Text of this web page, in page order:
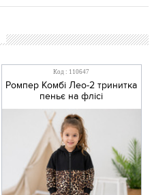
Код : 110647
Ромпер Комбі Лео-2 тринитка
пеньє на флісі